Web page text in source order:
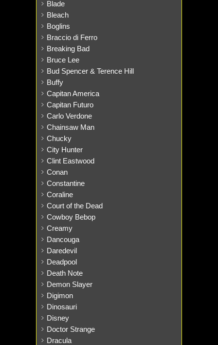
Blade
Bleach
Boglins
Braccio di Ferro
Breaking Bad
Bruce Lee
Bud Spencer & Terence Hill
Buffy
Capitan America
Capitan Futuro
Carlo Verdone
Chainsaw Man
Chucky
City Hunter
Clint Eastwood
Conan
Constantine
Coraline
Court of the Dead
Cowboy Bebop
Creamy
Dancouga
Daredevil
Deadpool
Death Note
Demon Slayer
Digimon
Dinosauri
Disney
Doctor Strange
Dracula